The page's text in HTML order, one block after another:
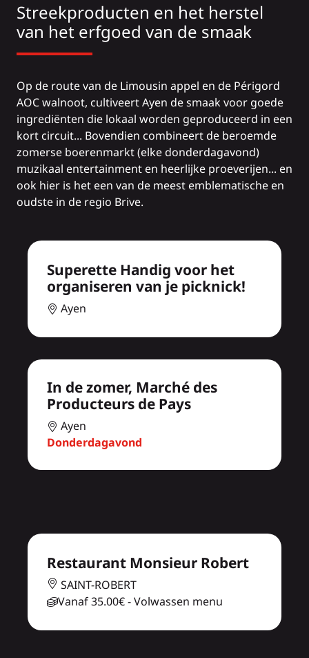
Streekproducten en het herstel
van het erfgoed van de smaak
Op de route van de Limousin appel en de Périgord
AOC walnoot, cultiveert Ayen de smaak voor goede
ingrediënten die lokaal worden geproduceerd in een
kort circuit... Bovendien combineert de beroemde
zomerse boerenmarkt (elke donderdagavond)
muzikaal entertainment en heerlijke proeverijen... en
ook hier is het een van de meest emblematische en
oudste in de regio Brive.
Superette Handig voor het
organiseren van je picknick!
Ayen
In de zomer, Marché des
Producteurs de Pays
Ayen
Donderdagavond
Restaurant Monsieur Robert
SAINT-ROBERT
Vanaf35.00€- Volwassen menu